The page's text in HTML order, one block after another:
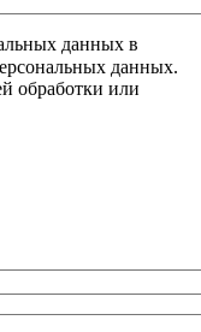
данных в
данных.
обработки или